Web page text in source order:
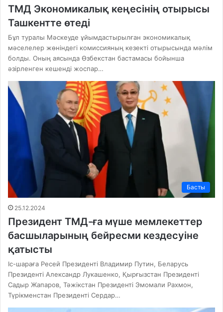
ТМД Экономикалық кеңесінің отырысы
Ташкентте өтеді
Бұл туралы Мәскеуде ұйымдастырылған экономикалық
мәселелер жөніндегі комиссияның кезекті отырысында мәлім
болды. Оның аясында Өзбекстан бастамасы бойынша
әзірленген кешенді жоспар…
Басты
25.12.2024
Президент ТМД-ға мүше мемлекеттер
басшыларының бейресми кездесуіне
қатысты
Іс-шараға Ресей Президенті Владимир Путин, Беларусь
Президенті Александр Лукашенко, Қырғызстан Президенті
Садыр Жапаров, Тәжікстан Президенті Эмомали Рахмон,
Түрікменстан Президенті Сердар…